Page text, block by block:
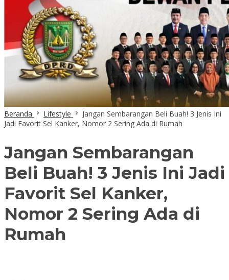
Beranda Lifestyle
Jangan Sembarangan Beli Buah! 3 Jenis Ini
Jadi Favorit Sel Kanker, Nomor 2 Sering Ada di Rumah
Jangan Sembarangan
Beli Buah! 3 Jenis Ini Jadi
Favorit Sel Kanker,
Nomor 2 Sering Ada di
Rumah